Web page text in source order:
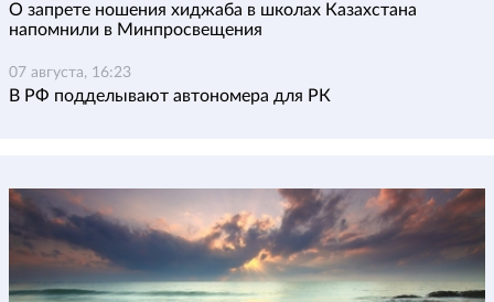
О запрете ношения хиджаба в школах Казахстана
напомнили в Минпросвещения
07 августа, 16:23
В РФ подделывают автономера для РК